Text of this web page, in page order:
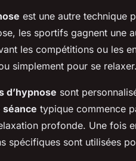
est une autre technique
les sportifs gagnent une
les compétitions ou les
simplement pour se relaxer.
d’hypnose sont
séance typique commence
profonde. Une fois
spécifiques sont utilisées